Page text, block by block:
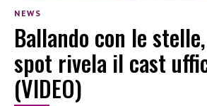
NEWS
Ballando con le
spot rivela il cast
(VIDEO)